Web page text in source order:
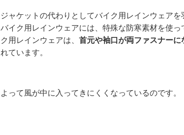
ジャケットの代わりとしてバイク用レインウェアを
バイク用レインウェアには、特殊な防寒素材を使
ク用レインウェアは、 首元や袖口が両ファスナーに
れています。
よって風が中に入ってきにくくなっているのです。